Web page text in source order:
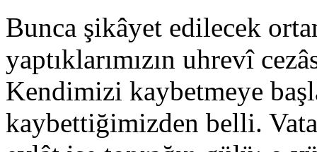
Bunca şikâyet edilecek
yaptıklarımızın uhrevî
Kendimizi kaybetmeye
kaybettiğimizden belli.